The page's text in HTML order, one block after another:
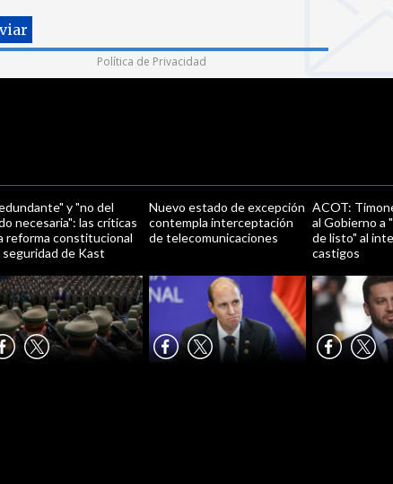
Política de Privacidad
y "no del
necesaria": las críticas
reforma constitucional
seguridad de Kast
Nuevo estado de excepción
contempla interceptación
de telecomunicaciones
ACOT:
al Gobierno a
de listo" al
castigos